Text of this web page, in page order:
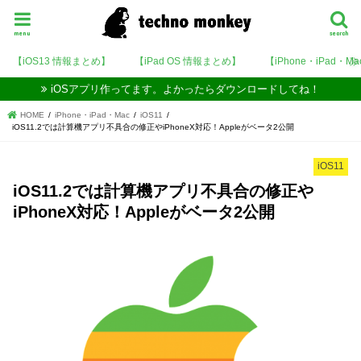
search
menu
【iOS13 情報まとめ】 【iPad OS 情報まとめ】 【iPhone・iPad・
iOSアプリ作ってます。よかったらダウンロードしてね！
HOME iPhone・iPad・Mac
iOS11
iOS11.2では計算機アプリ不具合の修正やiPhoneX対応！Appleがベータ2公開
iOS11
iOS11.2では計算機アプリ不具合の修正や
iPhoneX対応！Appleがベータ2公開